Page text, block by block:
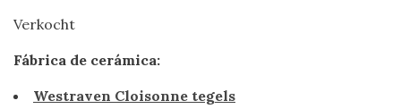
Verkocht
Fábrica de cerámica:
Westraven Cloisonne tegels